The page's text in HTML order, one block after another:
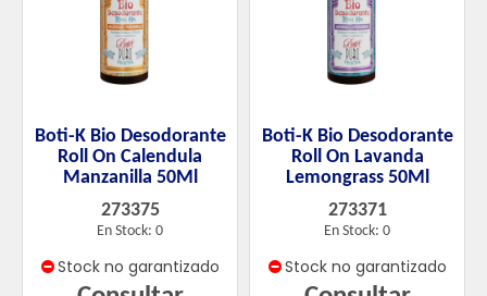
Boti-K Bio Desodorante
Roll On Calendula
Manzanilla 50Ml
273375
En Stock: 0
Stock no garantizado
Boti-K Bio Desodorante
Roll On Lavanda
Lemongrass 50Ml
273371
En Stock: 0
Stock no garantizado